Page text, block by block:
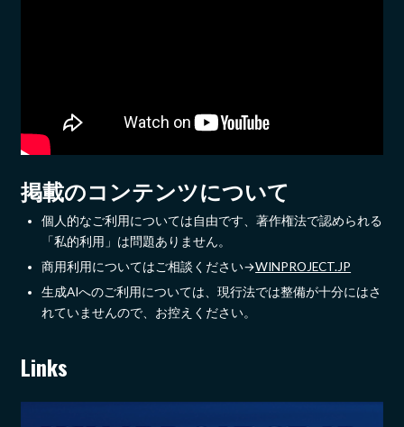
掲載のコンテンツについて
個人的なご利用については自由です、著作権法で認められる
「私的利用」は問題ありません。
商用利用についてはご相談ください→WINPROJECT.JP
生成AIへのご利用については、現行法では整備が十分にはさ
れていませんので、お控えください。
Links